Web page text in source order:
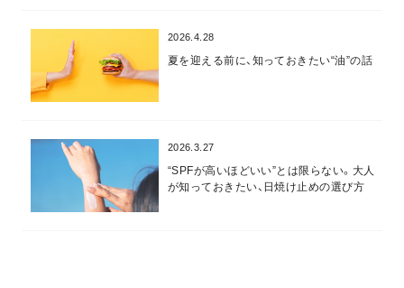
2026.4.28
夏を迎える前に、知っておきたい“油”の話
2026.3.27
“SPFが高いほどいい”とは限らない。大人
が知っておきたい、日焼け止めの選び方